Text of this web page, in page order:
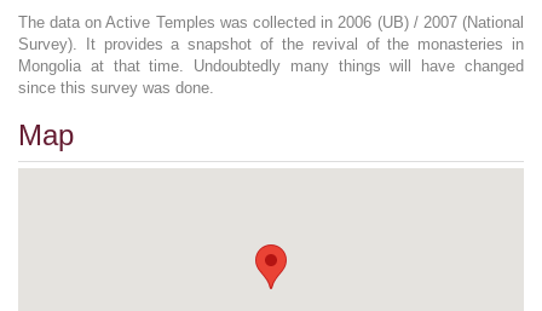
The data on Active Temples was collected in 2006 (UB) / 2007 (National
Survey). It provides a snapshot of the revival of the monasteries in
Mongolia at that time. Undoubtedly many things will have changed
since this survey was done.
Map